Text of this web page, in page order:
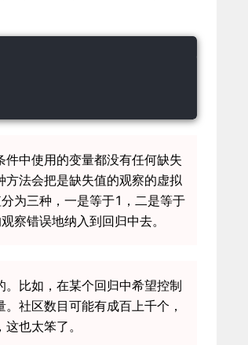
中使用的变量都没有任何缺失
法会把是缺失值的观察的虚拟
为三种，一是等于1，二是等于
察错误地纳入到回归中去。
比如，在某个回归中希望控制
社区数目可能有成百上千个，
也太笨了。